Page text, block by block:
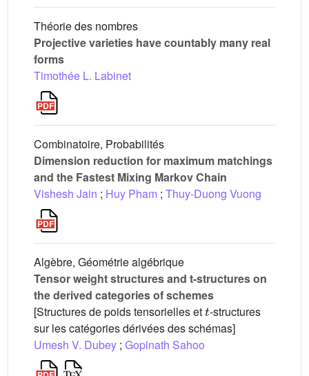
Théorie des nombres
Projective varieties have countably many real
forms
Timothée L. Labinet
Combinatoire, Probabilités
Dimension reduction for maximum matchings
and the Fastest Mixing Markov Chain
Vishesh Jain ; Huy Pham ; Thuy-Duong Vuong
Algèbre, Géométrie algébrique
Tensor weight structures and t-structures on
the derived categories of schemes
[Structures de poids tensorielles et
t
-structures
sur les catégories dérivées des schémas]
Umesh V. Dubey ; Gopinath Sahoo